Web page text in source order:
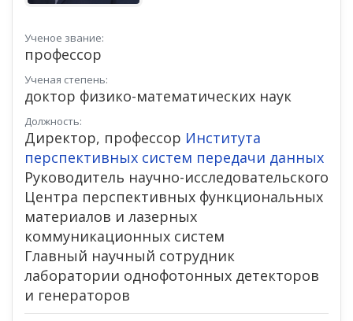
Ученое звание:
профессор
Ученая степень:
доктор физико-математических наук
Должность:
Директор, профессор Института
перспективных систем передачи данных
Руководитель научно-исследовательского
Центра перспективных функциональных
материалов и лазерных
коммуникационных систем
Главный научный сотрудник
лаборатории однофотонных детекторов
и генераторов